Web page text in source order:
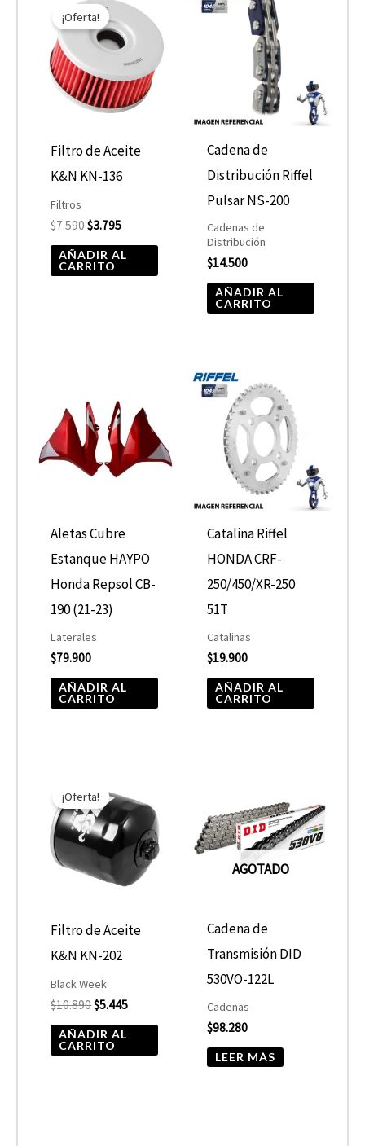
¡Oferta!
Filtro de Aceite
K&N KN-136
Filtros
$7.590
precio
original
era:
$7.590.
$3.795
precio
actual
es:
$3.795.
AÑADIR AL
CARRITO
Cadena de
Distribución Riffel
Pulsar NS-200
Cadenas de
Distribución
$14.500
AÑADIR AL
CARRITO
Aletas Cubre
Estanque HAYPO
Honda Repsol CB-
190 (21-23)
Laterales
$79.900
AÑADIR AL
CARRITO
Catalina Riffel
HONDA CRF-
250/450/XR-250
51T
Catalinas
$19.900
AÑADIR AL
CARRITO
¡Oferta!
Filtro de Aceite
K&N KN-202
Black Week
$10.890
original
era:
$10.890.
$5.445
actual
es:
$5.445.
AÑADIR AL
CARRITO
AGOTADO
Cadena de
Transmisión DID
530VO-122L
Cadenas
$98.280
LEER MÁS